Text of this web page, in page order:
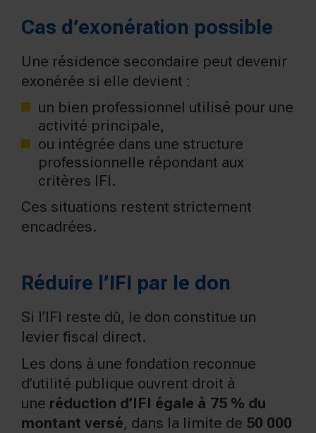
Cas d’exonération possible
Une résidence secondaire peut devenir
exonérée si elle devient :
un bien professionnel utilisé pour une
activité principale,
ou intégrée dans une structure
professionnelle répondant aux
critères IFI.
Ces situations restent strictement
encadrées.
Réduire l’IFI par le don
Si l’IFI reste dû, le don constitue un
levier fiscal direct.
Les dons à une fondation reconnue
d’utilité publique ouvrent droit à
une réduction d’IFI égale à 75 % du
montant versé, dans la limite de 50 000